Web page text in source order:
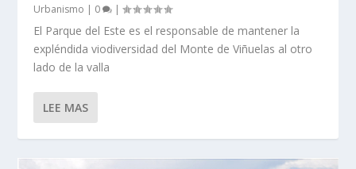
Urbanismo | 0 |
El Parque del Este es el responsable de mantener la
expléndida viodiversidad del Monte de Viñuelas al otro
lado de la valla
LEE MAS